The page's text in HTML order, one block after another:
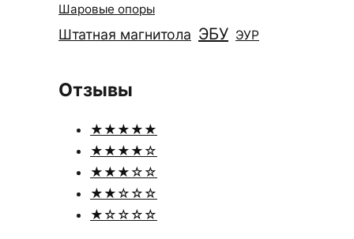
Шаровые опоры
Штатная магнитола ЭБУ ЭУР
Отзывы
★★★★★
★★★★☆
★★★☆☆
★★☆☆☆
★☆☆☆☆